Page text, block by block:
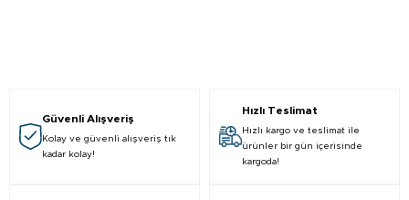
Güvenli Alışveriş
Kolay ve güvenli alışveriş tık
kadar kolay!
Hızlı Teslimat
Hızlı kargo ve teslimat ile
ürünler bir gün içerisinde
kargoda!